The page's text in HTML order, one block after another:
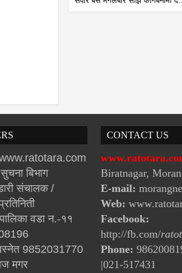
www.ratotara.com
बिभाग
संचालक /
वडा न.-११
9852031770
मगर
CONTACT US
Biratnagar,
E-mail:
Web:
Facebook:
http://fb.com/
Phone:
|021-517431